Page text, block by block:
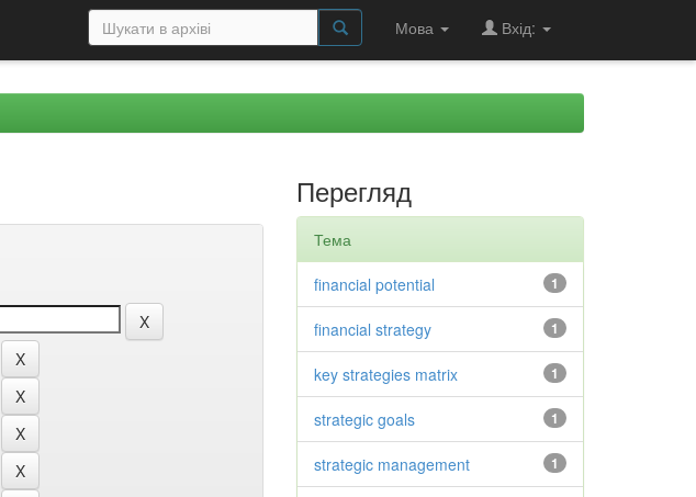
Мова Вхід:
Перегляд
Тема
1
financial potential
1
financial strategy
1
key strategies matrix
1
strategic goals
1
strategic management